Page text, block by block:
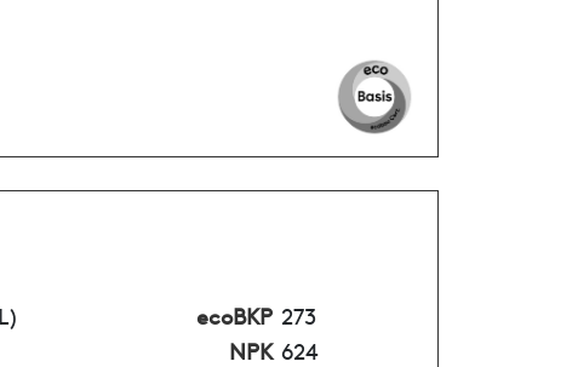
ecoBKP 273
NPK 624